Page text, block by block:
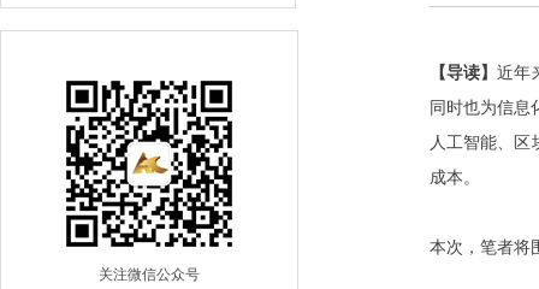
关注微信公众号
【导读】近年
同时也为信息
人工智能、
成本。
本次，笔者将